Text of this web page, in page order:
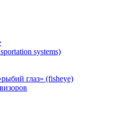
systems)
глаз» (fisheye)